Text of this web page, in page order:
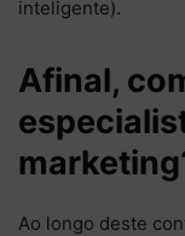
inteligente).
Afinal,
Ao longo deste